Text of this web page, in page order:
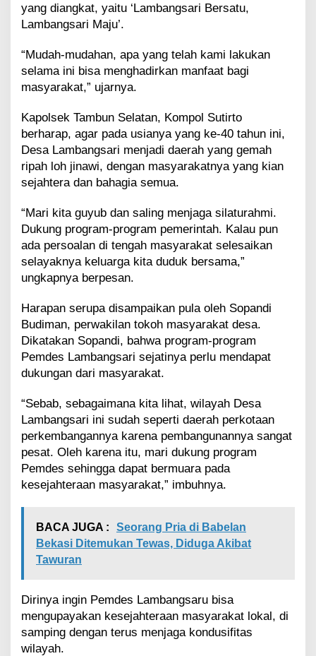
yang diangkat, yaitu ‘Lambangsari Bersatu,
Lambangsari Maju’.
“Mudah-mudahan, apa yang telah kami lakukan
selama ini bisa menghadirkan manfaat bagi
masyarakat,” ujarnya.
Kapolsek Tambun Selatan, Kompol Sutirto
berharap, agar pada usianya yang ke-40 tahun ini,
Desa Lambangsari menjadi daerah yang gemah
ripah loh jinawi, dengan masyarakatnya yang kian
sejahtera dan bahagia semua.
“Mari kita guyub dan saling menjaga silaturahmi.
Dukung program-program pemerintah. Kalau pun
ada persoalan di tengah masyarakat selesaikan
selayaknya keluarga kita duduk bersama,”
ungkapnya berpesan.
Harapan serupa disampaikan pula oleh Sopandi
Budiman, perwakilan tokoh masyarakat desa.
Dikatakan Sopandi, bahwa program-program
Pemdes Lambangsari sejatinya perlu mendapat
dukungan dari masyarakat.
“Sebab, sebagaimana kita lihat, wilayah Desa
Lambangsari ini sudah seperti daerah perkotaan
perkembangannya karena pembangunannya sangat
pesat. Oleh karena itu, mari dukung program
Pemdes sehingga dapat bermuara pada
kesejahteraan masyarakat,” imbuhnya.
BACA JUGA :
Seorang Pria di Babelan
Bekasi Ditemukan Tewas, Diduga Akibat
Tawuran
Dirinya ingin Pemdes Lambangsaru bisa
mengupayakan kesejahteraan masyarakat lokal, di
samping dengan terus menjaga kondusifitas
wilayah.